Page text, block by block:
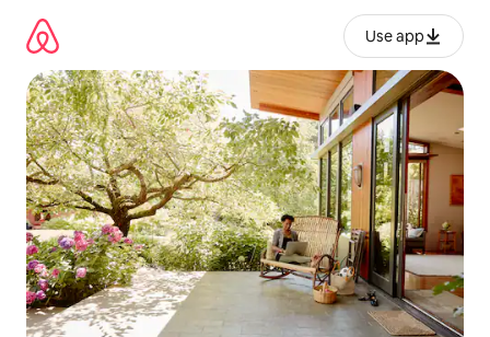
përmbajtja
Use app